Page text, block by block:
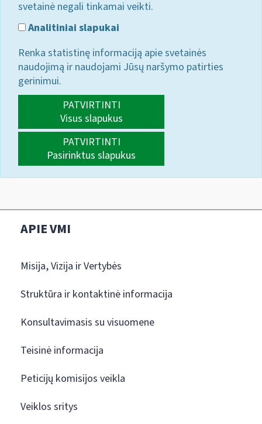
svetainė negali tinkamai veikti.
Analitiniai slapukai
Renka statistinę informaciją apie svetainės
naudojimą ir naudojami Jūsų naršymo patirties
gerinimui.
PATVIRTINTI
Visus slapukus
PATVIRTINTI
Pasirinktus slapukus
APIE VMI
Misija, Vizija ir Vertybės
Struktūra ir kontaktinė informacija
Konsultavimasis su visuomene
Teisinė informacija
Peticijų komisijos veikla
Veiklos sritys